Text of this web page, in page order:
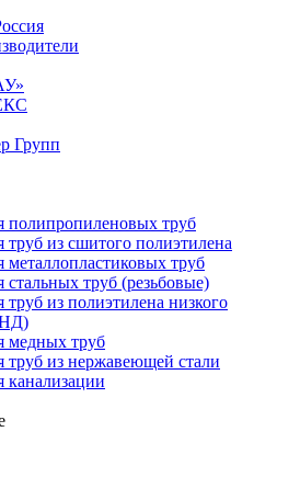
Групп
полипропиленовых труб
из сшитого полиэтилена
труб
труб (резьбовые)
из полиэтилена низкого
медных труб
труб из нержавеющей стали